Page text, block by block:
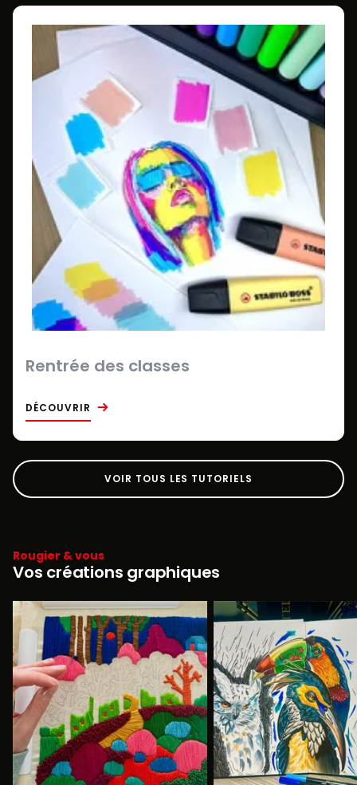
Rentrée des classes
DÉCOUVRIR
VOIR TOUS LES TUTORIELS
Rougier & vous
Vos créations graphiques